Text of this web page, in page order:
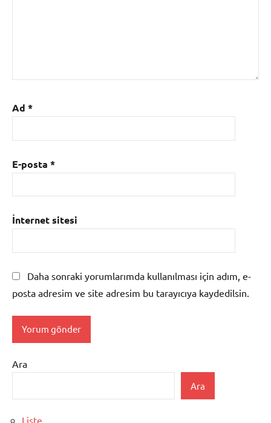
Ad *
E-posta *
İnternet sitesi
Daha sonraki yorumlarımda kullanılması için adım, e-
posta adresim ve site adresim bu tarayıcıya kaydedilsin.
Ara
Ara
Liste